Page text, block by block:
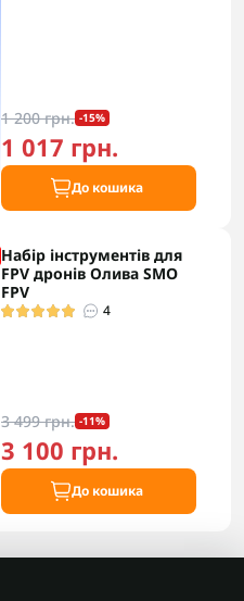
1 200 грн. -15%
1 017 грн.
До кошика
Набір інструментів для
FPV дронів Олива SMO
FPV
4
3 499 грн. -11%
3 100 грн.
До кошика